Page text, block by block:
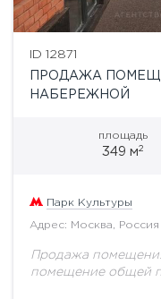
ID 12871
ПРОДАЖА
НАБЕРЕЖНОЙ
площадь
349 м2
Парк Культуры
Адрес: Москва, Россия
Продажа
помещение общей